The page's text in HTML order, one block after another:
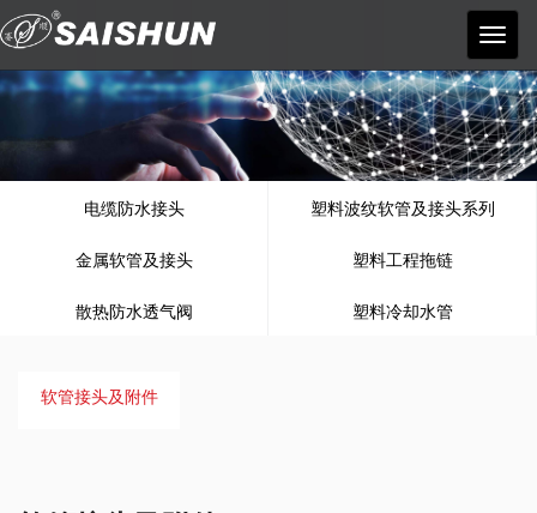
宁波
赛顺
塑料
电器
有限
公司
电缆防水接头 塑料波纹软管及接头系列
金属软管及接头 塑料工程拖链
散热防水透气阀 塑料冷却水管
软管接头及附件